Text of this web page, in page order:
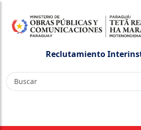
Reclutamiento